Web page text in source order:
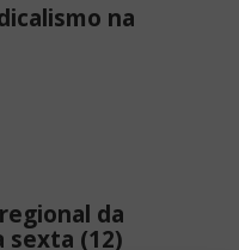
na
da
sexta (12)